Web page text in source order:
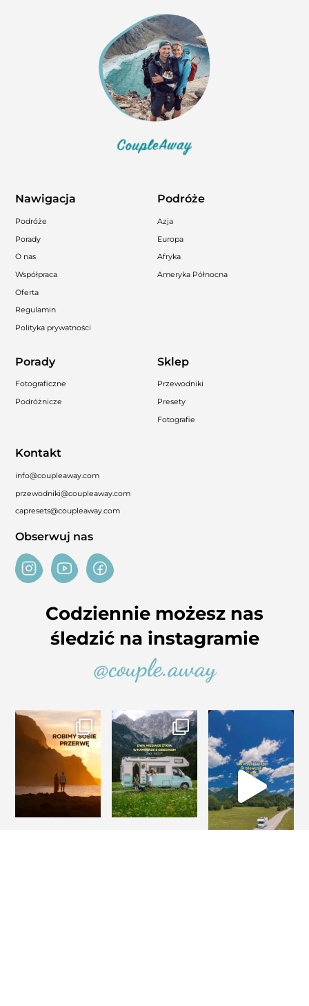
Nawigacja
Podróże
Porady
O nas
Współpraca
Oferta
Regulamin
Polityka prywatności
Podróże
Azja
Europa
Afryka
Ameryka Północna
Porady
Fotograficzne
Podróżnicze
Sklep
Przewodniki
Presety
Fotografie
Kontakt
info@coupleaway.com
przewodniki@coupleaway.com
capresets@coupleaway.com
Obserwuj nas
Codziennie możesz nas
śledzić na instagramie
@couple.away